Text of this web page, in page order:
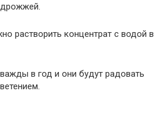
растворить концентрат с водой в
в год и они будут радовать